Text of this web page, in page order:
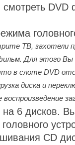
смотреть
ТВ, захотели
Для этого
в слоте DVD
диска и
6 дисков.
CD